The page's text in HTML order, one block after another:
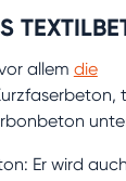
allem die
Er wird